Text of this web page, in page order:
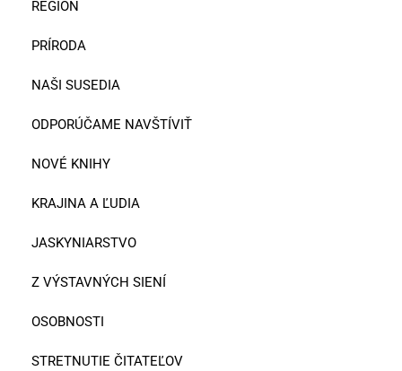
REGIÓN
PRÍRODA
NAŠI SUSEDIA
ODPORÚČAME NAVŠTÍVIŤ
NOVÉ KNIHY
KRAJINA A ĽUDIA
JASKYNIARSTVO
Z VÝSTAVNÝCH SIENÍ
OSOBNOSTI
STRETNUTIE ČITATEĽOV